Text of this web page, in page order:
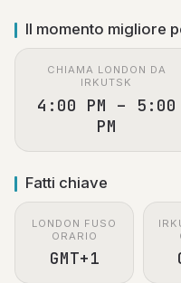
Il momento migliore
CHIAMA LONDON DA
IRKUTSK
4:00 PM – 5:00
PM
Fatti chiave
LONDON FUSO
ORARIO
GMT+1